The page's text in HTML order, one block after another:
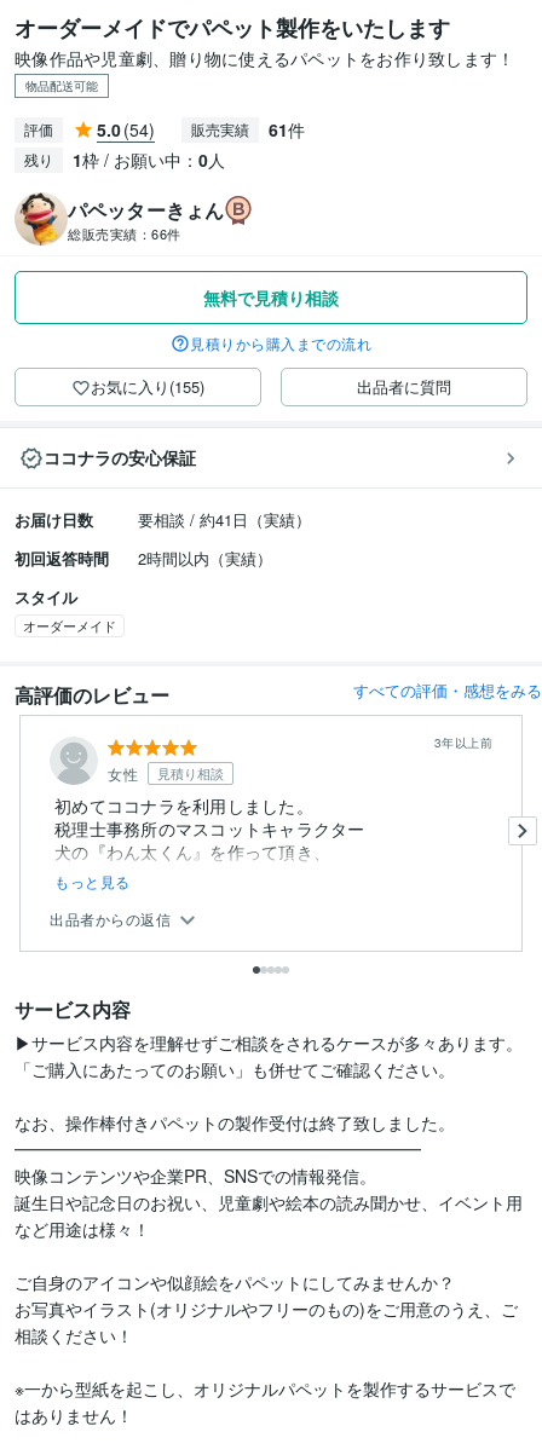
オーダーメイドでパペット製作をいたします
映像作品や児童劇、贈り物に使えるパペットをお作り致します！
物品配送可能
評価 5.0(54) 販売実績 61件
残り 1枠 / お願い中： 0人
パペッターきょん
総販売実績： 66件
無料で見積り相談
見積りから購入までの流れ
お気に入り(155) 出品者に質問
ココナラの安心保証
お届け日数
要相談 / 約41日（実績）
初回返答時間
2時間以内（実績）
スタイル
オーダーメイド
高評価のレビュー すべての評価・感想をみる
女性 見積り相談
3年以上前
初めてココナラを利用しました。
税理士事務所のマスコットキャラクター
犬の『わん太くん』を作って頂き、
もっと見る
出品者からの返信
サービス内容
▶サービス内容を理解せずご相談をされるケースが多々あります。
「ご購入にあたってのお願い」も併せてご確認ください。
なお、操作棒付きパペットの製作受付は終了致しました。
━━━━━━━━━━━━━━━━━━━━━━━━
映像コンテンツや企業PR、SNSでの情報発信。
誕生日や記念日のお祝い、児童劇や絵本の読み聞かせ、イベント用
など用途は様々！
ご自身のアイコンや似顔絵をパペットにしてみませんか？
お写真やイラスト(オリジナルやフリーのもの)をご用意のうえ、ご
相談ください！
※一から型紙を起こし、オリジナルパペットを製作するサービスで
はありません！